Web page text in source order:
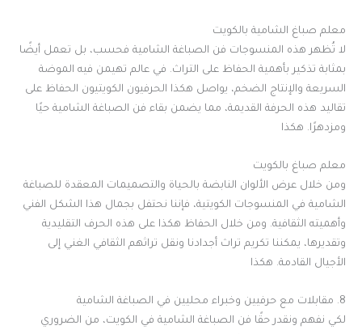
معلم صباغ الشامية بالكويت
لا تُظهر هذه المنسوجات فن الصباغة الشامية فحسب، بل تعمل أيضًا
بمثابة تذكير بأهمية الحفاظ على التراث. في عالم تهيمن فيه الموضة
السريعة والإنتاج الضخم، يواصل هكذا الحرفيون الكويتيون الحفاظ على
تقاليد هذه الحرفة القديمة، مما يضمن بقاء فن الصباغة الشامية حيًا
ومزدهرًا. هكذا
معلم صباغ بالكويت
ومن خلال عرض الألوان النابضة بالحياة والتصميمات المعقدة للصباغة
الشامية في المنسوجات الكويتية، فإننا نحتفل بجمال هذا الشكل الفني
وأهميته الثقافية. ومن خلال الحفاظ هكذا على هذه الحرف التقليدية
وتقديرها، يمكننا تكريم تراث أجدادنا ونقل تراثهم الثقافي الغني إلى
الأجيال القادمة. هكذا
8. مقابلات مع حرفيين وخبراء محليين في الصباغة الشامية
لكي نفهم ونقدر حقًا فن الصباغة الشامية في الكويت، من الضروري